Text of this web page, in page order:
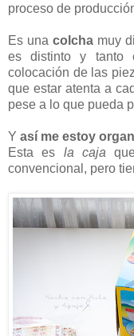
proceso de
Es una colchamuy
es distinto y tanto
colocación de las
que estar atenta a
pese a lo que pueda
Y así me estoy
Esta es la caja
convencional, pero